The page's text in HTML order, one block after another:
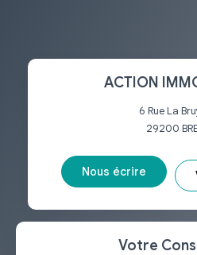
ACTION
6 Rue La
29200
Nous écrire
Votre